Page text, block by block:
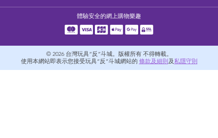
準媽媽
毛巾及床上用品
外遊用品
體驗安全的網上購物樂趣
© 2026 台灣玩具“反”斗城。版權所有 不得轉載。
使用本網站即表示您接受玩具“反”斗城網站的 條款及細則 及私隱守則